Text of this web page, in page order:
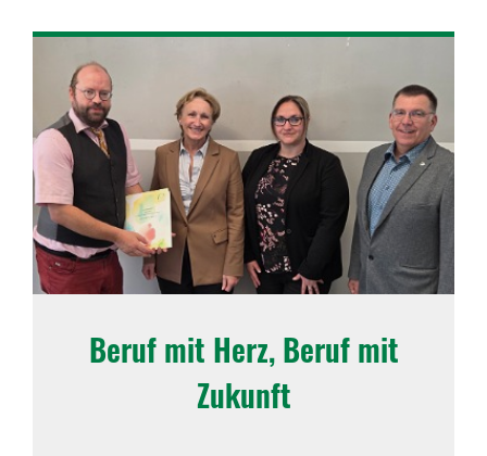
Beruf mit Herz, Beruf mit
Zukunft